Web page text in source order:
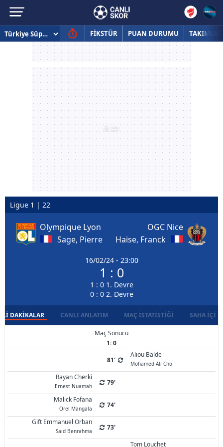
FİKSTÜR PUAN DURUMU TAKIMLAR
Ligue 1 | 22
Olympique Lyon
Sage, Pierre
16/02/24 - 23:00
1 : 0
1 : 0 1. Devre
0 : 0 2. Devre
OGC Nice
Haise, Franck
DAKIKALAR CANLI ANLATIM MAÇ İSTATISTIĞI SAHA İÇI
Maç Sonucu
1: 0
81'
Aliou Balde
Mohamed Ali Cho
Rayan Cherki
Ernest Nuamah
79'
Malick Fofana
Orel Mangala
74'
Gift Emmanuel Orban
Said Benrahma 73'
Tom Louchet